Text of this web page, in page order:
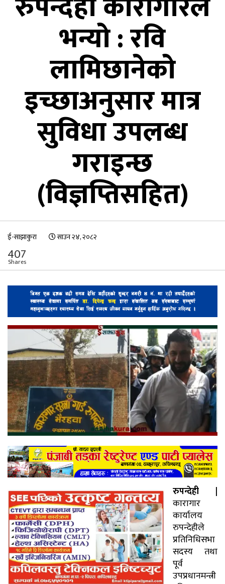
भन्यो : रवि
लामिछानेको
इच्छाअनुसार मात्र
सुविधा उपलब्ध
गराइन्छ
(विज्ञप्तिसहित)
ई-साझाकुरा साउन २४, २०८२
407
Shares
रुपन्देही |
कारागार
कार्यालय
रुपन्देहीले
प्रतिनिधिसभा
सदस्य तथा
पूर्व
उपप्रधानमन्त्री